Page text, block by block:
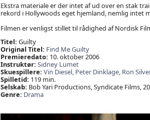
Ekstra materiale er der intet af ud over en stak
rekord i Hollywoods eget hjemland, nemlig intet
Filmen er venligst stillet til rådighed af Nordisk
Titel: Guilty
Original Titel: Find Me Guilty
Premieredato: 10. oktober 2006
Instruktør: Sidney Lumet
Skuespillere: Vin Diesel, Peter Dinklage, Ron
Spilletid: 119 min.
Selskab: Bob Yari Productions, Syndicate Films,
Genre: Drama